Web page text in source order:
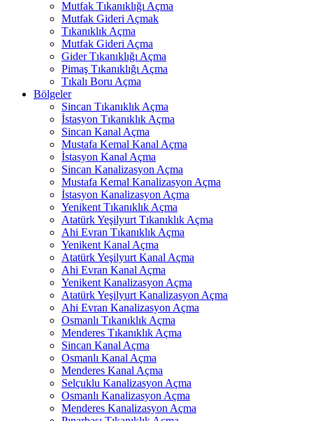
Mutfak Tıkanıklığı Açma
Mutfak Gideri Açmak
Tıkanıklık Açma
Mutfak Gideri Açma
Gider Tıkanıklığı Açma
Pimaş Tıkanıklığı Açma
Tıkalı Boru Açma
Bölgeler
Sincan Tıkanıklık Açma
İstasyon Tıkanıklık Açma
Sincan Kanal Açma
Mustafa Kemal Kanal Açma
İstasyon Kanal Açma
Sincan Kanalizasyon Açma
Mustafa Kemal Kanalizasyon Açma
İstasyon Kanalizasyon Açma
Yenikent Tıkanıklık Açma
Atatürk Yeşilyurt Tıkanıklık Açma
Ahi Evran Tıkanıklık Açma
Yenikent Kanal Açma
Atatürk Yeşilyurt Kanal Açma
Ahi Evran Kanal Açma
Yenikent Kanalizasyon Açma
Atatürk Yeşilyurt Kanalizasyon Açma
Ahi Evran Kanalizasyon Açma
Osmanlı Tıkanıklık Açma
Menderes Tıkanıklık Açma
Sincan Kanal Açma
Osmanlı Kanal Açma
Menderes Kanal Açma
Selçuklu Kanalizasyon Açma
Osmanlı Kanalizasyon Açma
Menderes Kanalizasyon Açma